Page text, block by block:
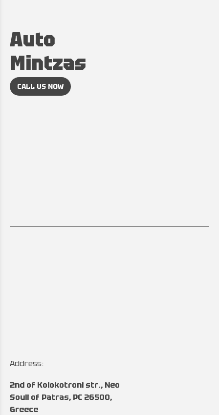
Auto
Mintzas
CALL US NOW
Address:
2nd of Kolokotroni str., Neo
Souli of Patras, PC 26500,
Greece